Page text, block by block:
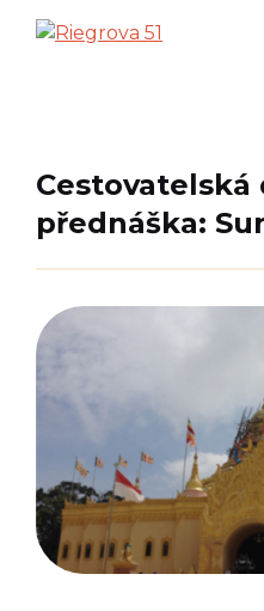
Cestovatelská
přednáška: